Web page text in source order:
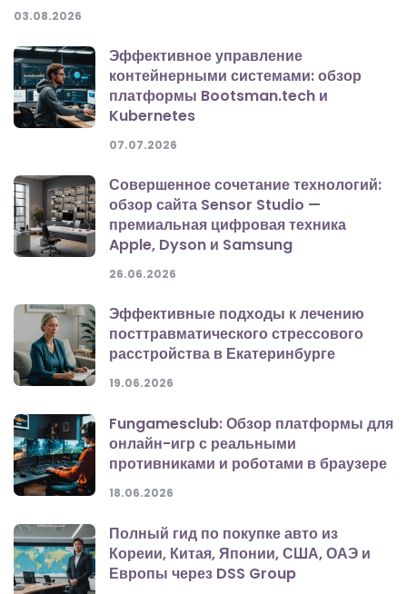
03.08.2026
Эффективное управление
контейнерными системами: обзор
платформы Bootsman.tech и
Kubernetes
07.07.2026
Совершенное сочетание технологий:
обзор сайта Sensor Studio —
премиальная цифровая техника
Apple, Dyson и Samsung
26.06.2026
Эффективные подходы к лечению
посттравматического стрессового
расстройства в Екатеринбурге
19.06.2026
Fungamesclub: Обзор платформы для
онлайн-игр с реальными
противниками и роботами в браузере
18.06.2026
Полный гид по покупке авто из
Кореии, Китая, Японии, США, ОАЭ и
Европы через DSS Group